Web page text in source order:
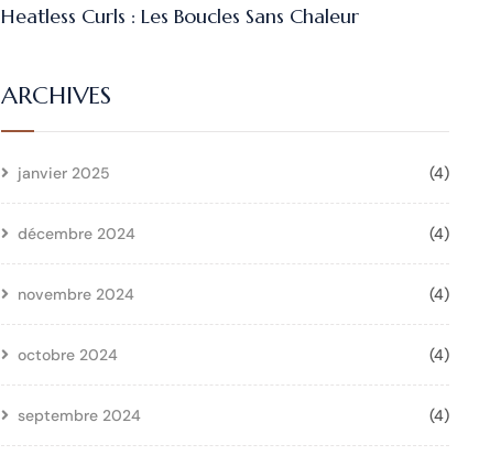
Heatless Curls : Les Boucles Sans Chaleur
ARCHIVES
janvier 2025 (4)
décembre 2024 (4)
novembre 2024 (4)
octobre 2024 (4)
septembre 2024 (4)